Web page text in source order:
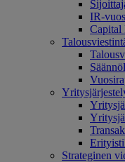
IR-
Capital
Strateginen